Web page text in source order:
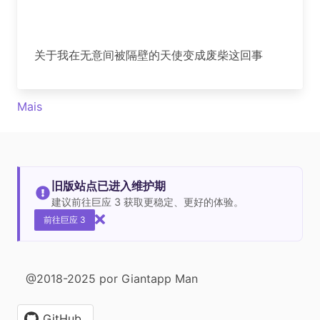
关于我在无意间被隔壁的天使变成废柴这回事
Mais
旧版站点已进入维护期
建议前往巨应 3 获取更稳定、更好的体验。
前往巨应 3
@2018-2025 por Giantapp Man